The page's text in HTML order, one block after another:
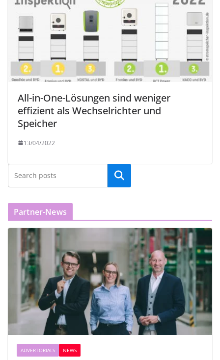
All-in-One-Lösungen sind weniger
effizient als Wechselrichter und
Speicher
13/04/2022
Partner-News
ADVERTORIALS NEWS